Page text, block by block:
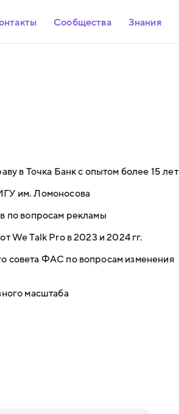
Сообщества Знания
в Точка Банк с опытом более 15 лет
им. Ломоносова
по вопросам рекламы
We Talk Pro в 2023 и 2024 гг.
совета ФАС по вопросам изменения
масштаба